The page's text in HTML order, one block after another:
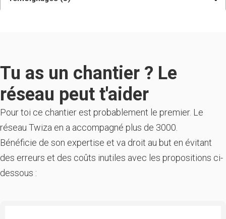
Tu as un chantier ? Le
réseau peut t'aider
Pour toi ce chantier est probablement le premier. Le
réseau Twiza en a accompagné plus de 3000.
Bénéficie de son expertise et va droit au but en évitant
des erreurs et des coûts inutiles avec les propositions ci-
dessous :